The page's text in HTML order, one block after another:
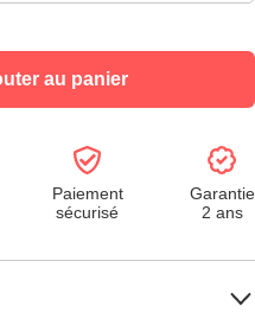
au panier
Paiement
sécurisé
Garantie
2 ans